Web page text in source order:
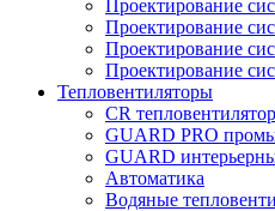
Проектирование
Проектирование
Проектирование
Проектирование
Тепловентиляторы
CR
GUARD PRO
GUARD
Автоматика
Водяные